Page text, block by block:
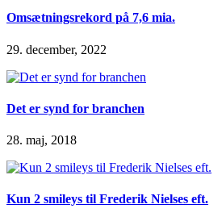
Omsætningsrekord på 7,6 mia.
29. december, 2022
Det er synd for branchen
28. maj, 2018
Kun 2 smileys til Frederik Nielses eft.